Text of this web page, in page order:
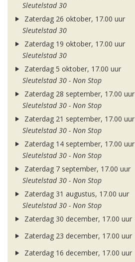
Sleutelstad 30
Zaterdag 26 oktober, 17.00 uur
Sleutelstad 30
Zaterdag 19 oktober, 17.00 uur
Sleutelstad 30
Zaterdag 5 oktober, 17.00 uur
Sleutelstad 30 - Non Stop
Zaterdag 28 september, 17.00 uur
Sleutelstad 30 - Non Stop
Zaterdag 21 september, 17.00 uur
Sleutelstad 30 - Non Stop
Zaterdag 14 september, 17.00 uur
Sleutelstad 30 - Non Stop
Zaterdag 7 september, 17.00 uur
Sleutelstad 30 - Non Stop
Zaterdag 31 augustus, 17.00 uur
Sleutelstad 30 - Non Stop
Zaterdag 30 december, 17.00 uur
Zaterdag 23 december, 17.00 uur
Zaterdag 16 december, 17.00 uur